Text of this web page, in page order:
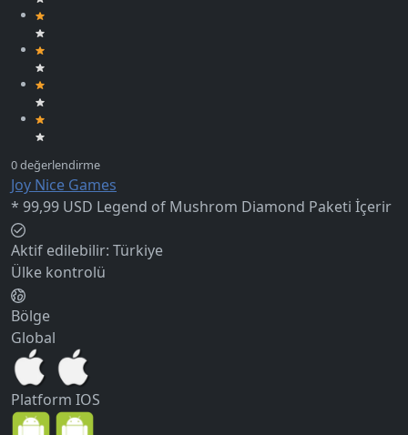
Joy Nice Games
* 99,99 USD Legend of Mushrom Diamond Paketi İçerir
Aktif edilebilir: Türkiye
Ülke kontrolü
Bölge
Global
Platform IOS